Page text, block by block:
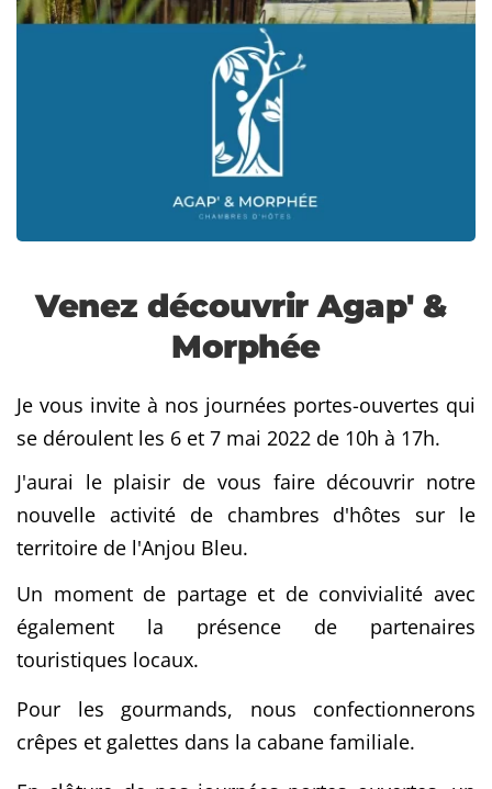
Venez découvrir Agap' &
Morphée
Je vous invite à nos journées portes-ouvertes qui
se déroulent les 6 et 7 mai 2022 de 10h à 17h.
J'aurai le plaisir de vous faire découvrir notre
nouvelle activité de chambres d'hôtes sur le
territoire de l'Anjou Bleu.
Un moment de partage et de convivialité avec
également la présence de partenaires
touristiques locaux.
Pour les gourmands, nous confectionnerons
crêpes et galettes dans la cabane familiale.